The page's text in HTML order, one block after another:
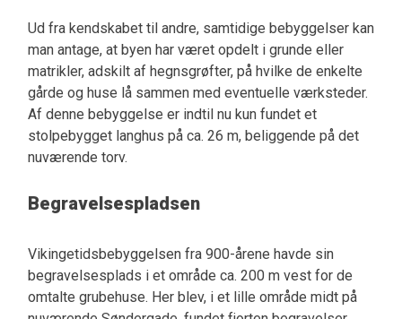
Ud fra kendskabet til andre, samtidige bebyggelser kan
man antage, at byen har været opdelt i grunde eller
matrikler, adskilt af hegnsgrøfter, på hvilke de enkelte
gårde og huse lå sammen med eventuelle værksteder.
Af denne bebyggelse er indtil nu kun fundet et
stolpebygget langhus på ca. 26 m, beliggende på det
nuværende torv.
Begravelsespladsen
Vikingetidsbebyggelsen fra 900-årene havde sin
begravelsesplads i et område ca. 200 m vest for de
omtalte grubehuse. Her blev, i et lille område midt på